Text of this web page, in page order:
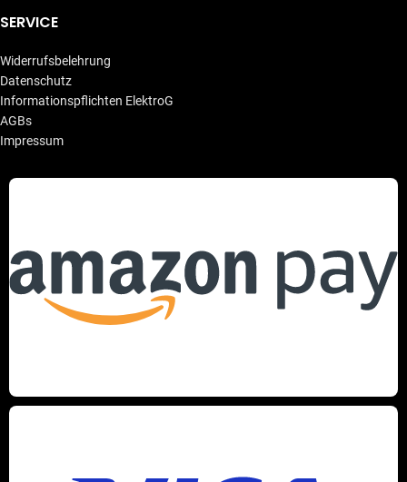
SERVICE
Widerrufsbelehrung
Datenschutz
Informationspflichten ElektroG
AGBs
Impressum